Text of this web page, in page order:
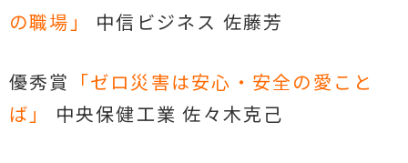
の職場」
中信ビジネス 佐藤芳
優秀賞 「ゼロ災害は安心・安全の愛こと
ば」
中央保健工業 佐々木克己